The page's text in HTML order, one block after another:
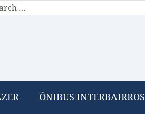
ÔNIBUS INTERBAIRROS